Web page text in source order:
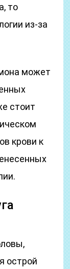
то
из-за
может
стоит
крови к
острой